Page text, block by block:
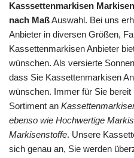
Kasssettenmarkisen
nach MaßAuswahl. Bei uns
Anbieter in diversen Größen,
Kassettenmarkisen Anbieter
wünschen. Als versierte
dass Sie Kassettenmarkisen
wünschen. Immer für Sie
Sortiment an
ebenso wie Hochwertige
Markisenstoffe. Unsere
sich genau an, Sie werden